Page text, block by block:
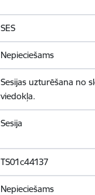
SES
Nepieciešams
Sesijas uzturēšana no
viedokļa.
Sesija
TS01c44137
Nepieciešams